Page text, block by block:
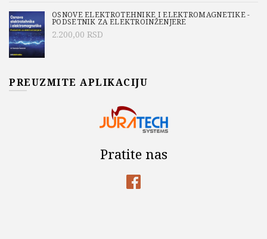
OSNOVE ELEKTROTEHNIKE I ELEKTROMAGNETIKE -
PODSETNIK ZA ELEKTROINŽENJERE
2.200,00 RSD
PREUZMITE APLIKACIJU
Pratite nas